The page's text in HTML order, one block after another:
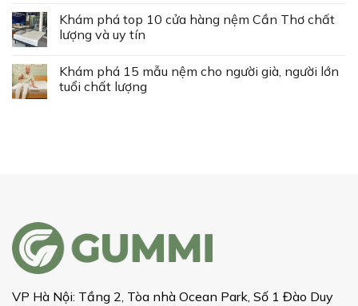
Khám phá top 10 cửa hàng nệm Cần Thơ chất
lượng và uy tín
Khám phá 15 mẫu nệm cho người già, người lớn
tuổi chất lượng
VP Hà Nội: Tầng 2, Tòa nhà Ocean Park, Số 1 Đào Duy